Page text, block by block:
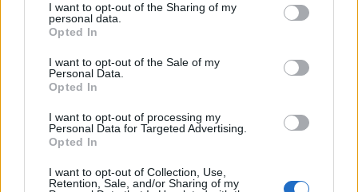
I want to opt-out of the Sharing of my
personal data.
Opted In
I want to opt-out of the Sale of my
Personal Data.
Opted In
I want to opt-out of processing my
Personal Data for Targeted Advertising.
Opted In
I want to opt-out of Collection, Use,
Retention, Sale, and/or Sharing of my
Events
Thessaloniki Street Food Festival 2026:
Πέντε μέρες γεμάτες street food και μουσική
στη ΔΕΘ